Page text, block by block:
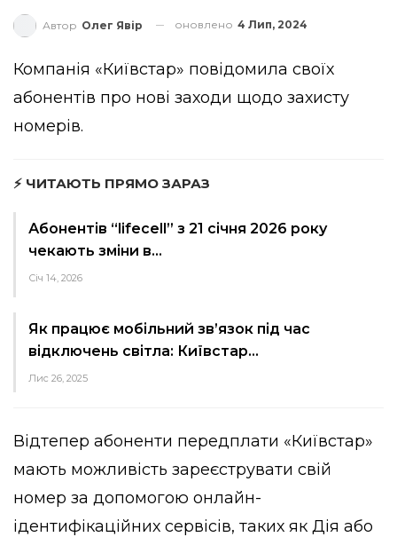
Автор Олег Явір оновлено 4 Лип, 2024
Компанія «Київстар» повідомила своїх
абонентів про нові заходи щодо захисту
номерів.
⚡ ЧИТАЮТЬ ПРЯМО ЗАРАЗ
Абонентів “lifecell” з 21 січня 2026 року
чекають зміни в…
Січ 14, 2026
Як працює мобільний зв’язок під час
відключень світла: Київстар…
Лис 26, 2025
Відтепер абоненти передплати «Київстар»
мають можливість зареєструвати свій
номер за допомогою онлайн-
ідентифікаційних сервісів, таких як Дія або